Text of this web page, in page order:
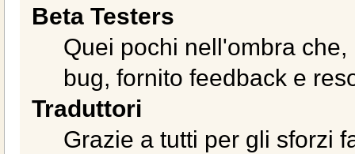
Beta Testers
Quei pochi nell'ombra
bug, fornito feedback e
Traduttori
Grazie a tutti per gli sforzi